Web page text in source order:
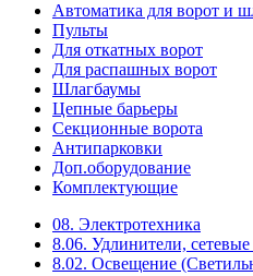
Автоматика для ворот и
Пульты
Для откатных ворот
Для распашных ворот
Шлагбаумы
Цепные барьеры
Секционные ворота
Антипарковки
Доп.оборудование
Комплектующие
08. Электротехника
8.06. Удлинители,
8.02. Освещение